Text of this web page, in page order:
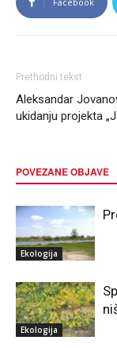
Prethodni tekst
Aleksandar
ukidanju projekta
POVEZANE OBJAVE
Ekologija
Ekologija